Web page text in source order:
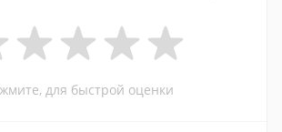
для быстрой оценки